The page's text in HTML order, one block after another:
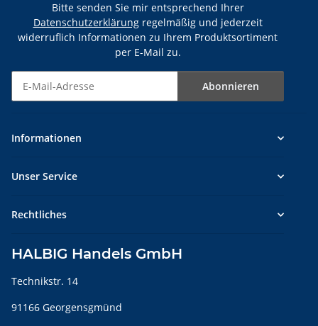
Bitte senden Sie mir entsprechend Ihrer
Datenschutzerklärungregelmäßig und jederzeit
widerruflich Informationen zu Ihrem Produktsortiment
per E-Mail zu.
Abonnieren
Informationen
Unser Service
Rechtliches
HALBIG Handels GmbH
Technikstr. 14
91166 Georgensgmünd